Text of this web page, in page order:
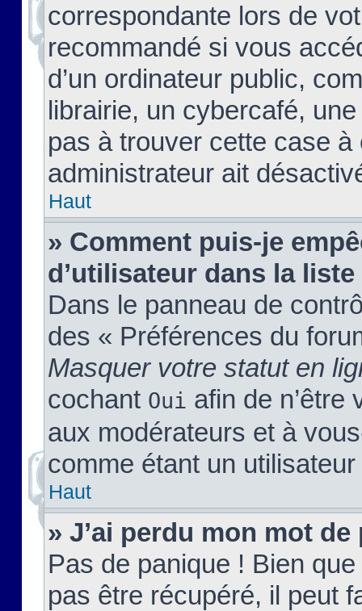
correspondante lors de
recommandé si vous
d’un ordinateur public,
librairie, un cybercafé,
pas à trouver cette case à
administrateur ait
Haut
» Comment puis-je
d’utilisateur dans la
Dans le panneau de
des « Préférences du
Masquer votre statut en
cochant Oui afin de n’être
aux modérateurs et à
comme étant un
Haut
» J’ai perdu mon mot de
Pas de panique ! Bien
pas être récupéré, il peut